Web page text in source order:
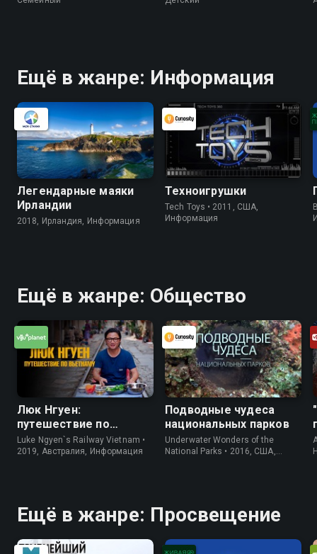
Ещё в жанре: Информация
Легендарные маяки
Ирландии
2018, Ирландия, Информация
Техноигрушки
Tech Toys • 2011, США,
Информация
Ещё в жанре: Общество
Люк Нгуен:
путешествие по
Вьетнаму
Luke Ngyen`s Railway Vietnam •
2019, Австралия, Информация
Подводные чудеса
национальных парков
Underwater Wonders of the
National Parks • 2016, США,
Ещё в жанре: Просвещение